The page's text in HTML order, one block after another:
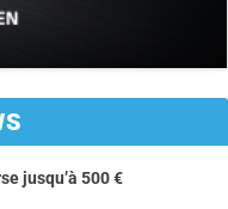
jusqu’à 500 €